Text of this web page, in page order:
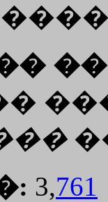
3,761